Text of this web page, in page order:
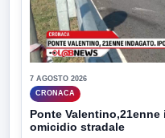
7 AGOSTO 2026
CRONACA
Ponte
omicidio stradale